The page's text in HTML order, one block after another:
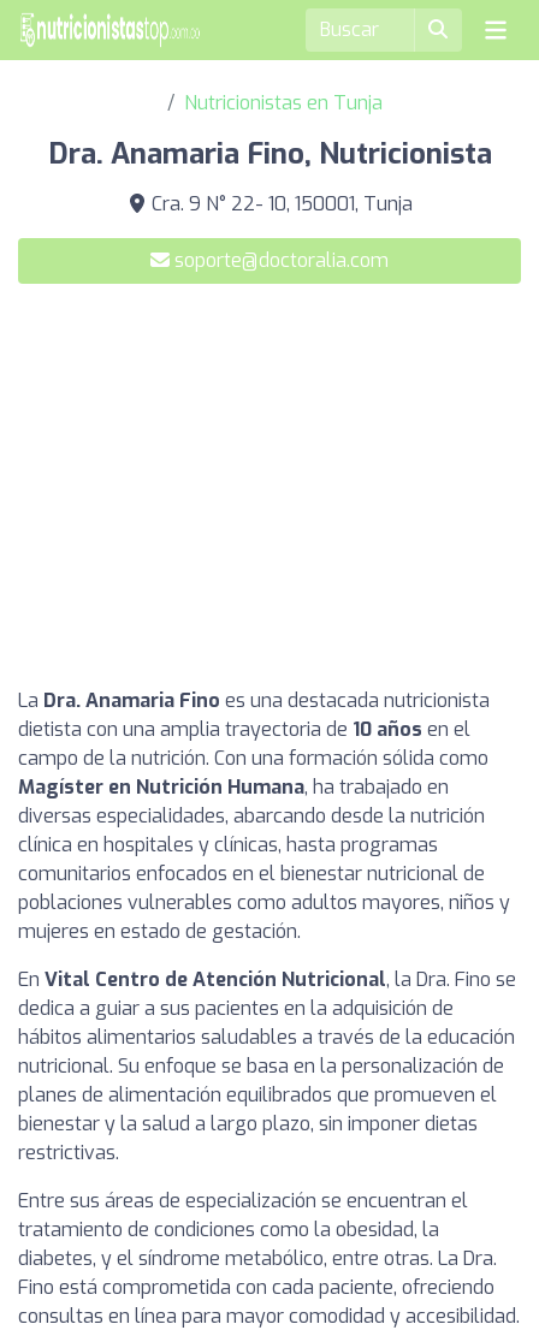
Nutricionistas en Tunja
Dra. Anamaria Fino, Nutricionista
Cra. 9 N° 22- 10, 150001, Tunja
soporte@doctoralia.com
La Dra. Anamaria Fino es una destacada nutricionista
dietista con una amplia trayectoria de 10 años en el
campo de la nutrición. Con una formación sólida como
Magíster en Nutrición Humana, ha trabajado en
diversas especialidades, abarcando desde la nutrición
clínica en hospitales y clínicas, hasta programas
comunitarios enfocados en el bienestar nutricional de
poblaciones vulnerables como adultos mayores, niños y
mujeres en estado de gestación.
En Vital Centro de Atención Nutricional, la Dra. Fino se
dedica a guiar a sus pacientes en la adquisición de
hábitos alimentarios saludables a través de la educación
nutricional. Su enfoque se basa en la personalización de
planes de alimentación equilibrados que promueven el
bienestar y la salud a largo plazo, sin imponer dietas
restrictivas.
Entre sus áreas de especialización se encuentran el
tratamiento de condiciones como la obesidad, la
diabetes, y el síndrome metabólico, entre otras. La Dra.
Fino está comprometida con cada paciente, ofreciendo
consultas en línea para mayor comodidad y accesibilidad.